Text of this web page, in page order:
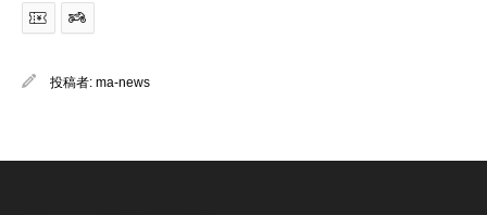
投稿者: ma-news